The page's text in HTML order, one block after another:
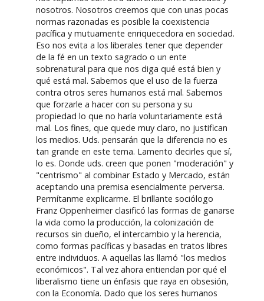
nosotros. Nosotros creemos que con unas pocas
normas razonadas es posible la coexistencia
pacífica y mutuamente enriquecedora en sociedad.
Eso nos evita a los liberales tener que depender
de la fé en un texto sagrado o un ente
sobrenatural para que nos diga qué está bien y
qué está mal. Sabemos que el uso de la fuerza
contra otros seres humanos está mal. Sabemos
que forzarle a hacer con su persona y su
propiedad lo que no haría voluntariamente está
mal. Los fines, que quede muy claro, no justifican
los medios. Uds. pensarán que la diferencia no es
tan grande en este tema. Lamento decirles que sí,
lo es. Donde uds. creen que ponen "moderación" y
"centrismo" al combinar Estado y Mercado, están
aceptando una premisa esencialmente perversa.
Permítanme explicarme. El brillante sociólogo
Franz Oppenheimer clasificó las formas de ganarse
la vida como la producción, la colonización de
recursos sin dueño, el intercambio y la herencia,
como formas pacíficas y basadas en tratos libres
entre individuos. A aquellas las llamó "los medios
económicos". Tal vez ahora entiendan por qué el
liberalismo tiene un énfasis que raya en obsesión,
con la Economía. Dado que los seres humanos